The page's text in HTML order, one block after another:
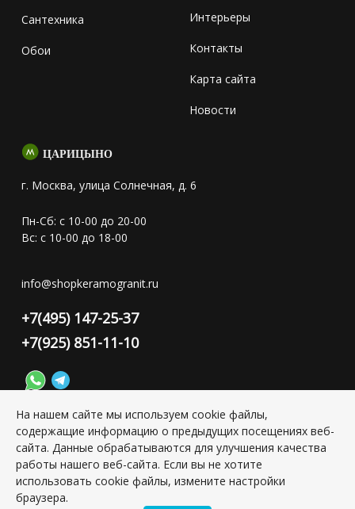
Сантехника
Обои
Интерьеры
Контакты
Карта сайта
Новости
ЦАРИЦЫНО
г. Москва, улица Солнечная, д. 6
Пн-Сб: с 10-00 до 20-00
Вс: с 10-00 до 18-00
info@shopkeramogranit.ru
+7(495) 147-25-37
+7(925) 851-11-10
Конфиденциальность персональной информации
Copyright © 2026 ИП Григорьян Юлия Сергеевна, ИНН:
501703338416
На нашем сайте мы используем cookie файлы,
содержащие информацию о предыдущих посещениях веб-
сайта. Данные обрабатываются для улучшения качества
работы нашего веб-сайта. Если вы не хотите
использовать cookie файлы, измените настройки
браузера.